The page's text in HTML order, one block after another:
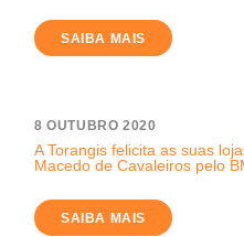
SAIBA MAIS
8 OUTUBRO 2020
A Torangis felicita as suas
Macedo de Cavaleiros pelo
SAIBA MAIS